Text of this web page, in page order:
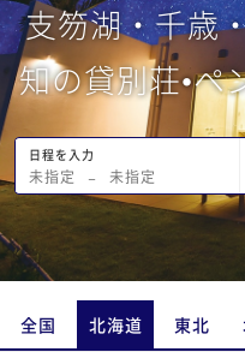
支笏湖・千歳
知の貸別荘•ペ
日程を入力
未指定 − 未指定
全国 北海道 東北